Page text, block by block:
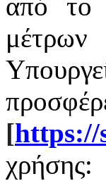
από το
[https://
χρήσης: